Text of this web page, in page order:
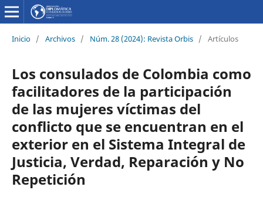
Inicio / Archivos / Núm. 28 (2024): Revista Orbis / Artículos
Los consulados de Colombia como
facilitadores de la participación
de las mujeres víctimas del
conflicto que se encuentran en el
exterior en el Sistema Integral de
Justicia, Verdad, Reparación y No
Repetición